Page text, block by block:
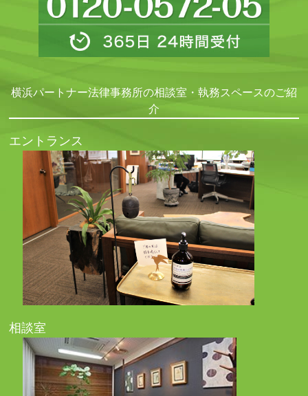
横浜パートナー法律事務所の相談室・執務スペースのご紹
介
エントランス
相談室